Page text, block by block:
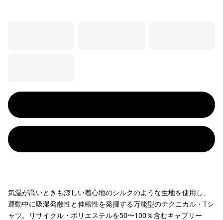
気温が高いときも涼しい着心地のシルクのような生地を使用し、
運動中に吸湿発散性と伸縮性を発揮する万能型のテクニカル・Tシ
ャツ。リサイクル・ポリエステルを50〜100％含むキャプリー